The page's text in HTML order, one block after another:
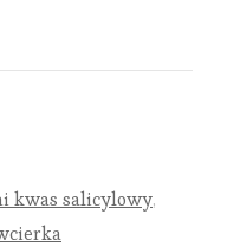
kwas salicylowy,